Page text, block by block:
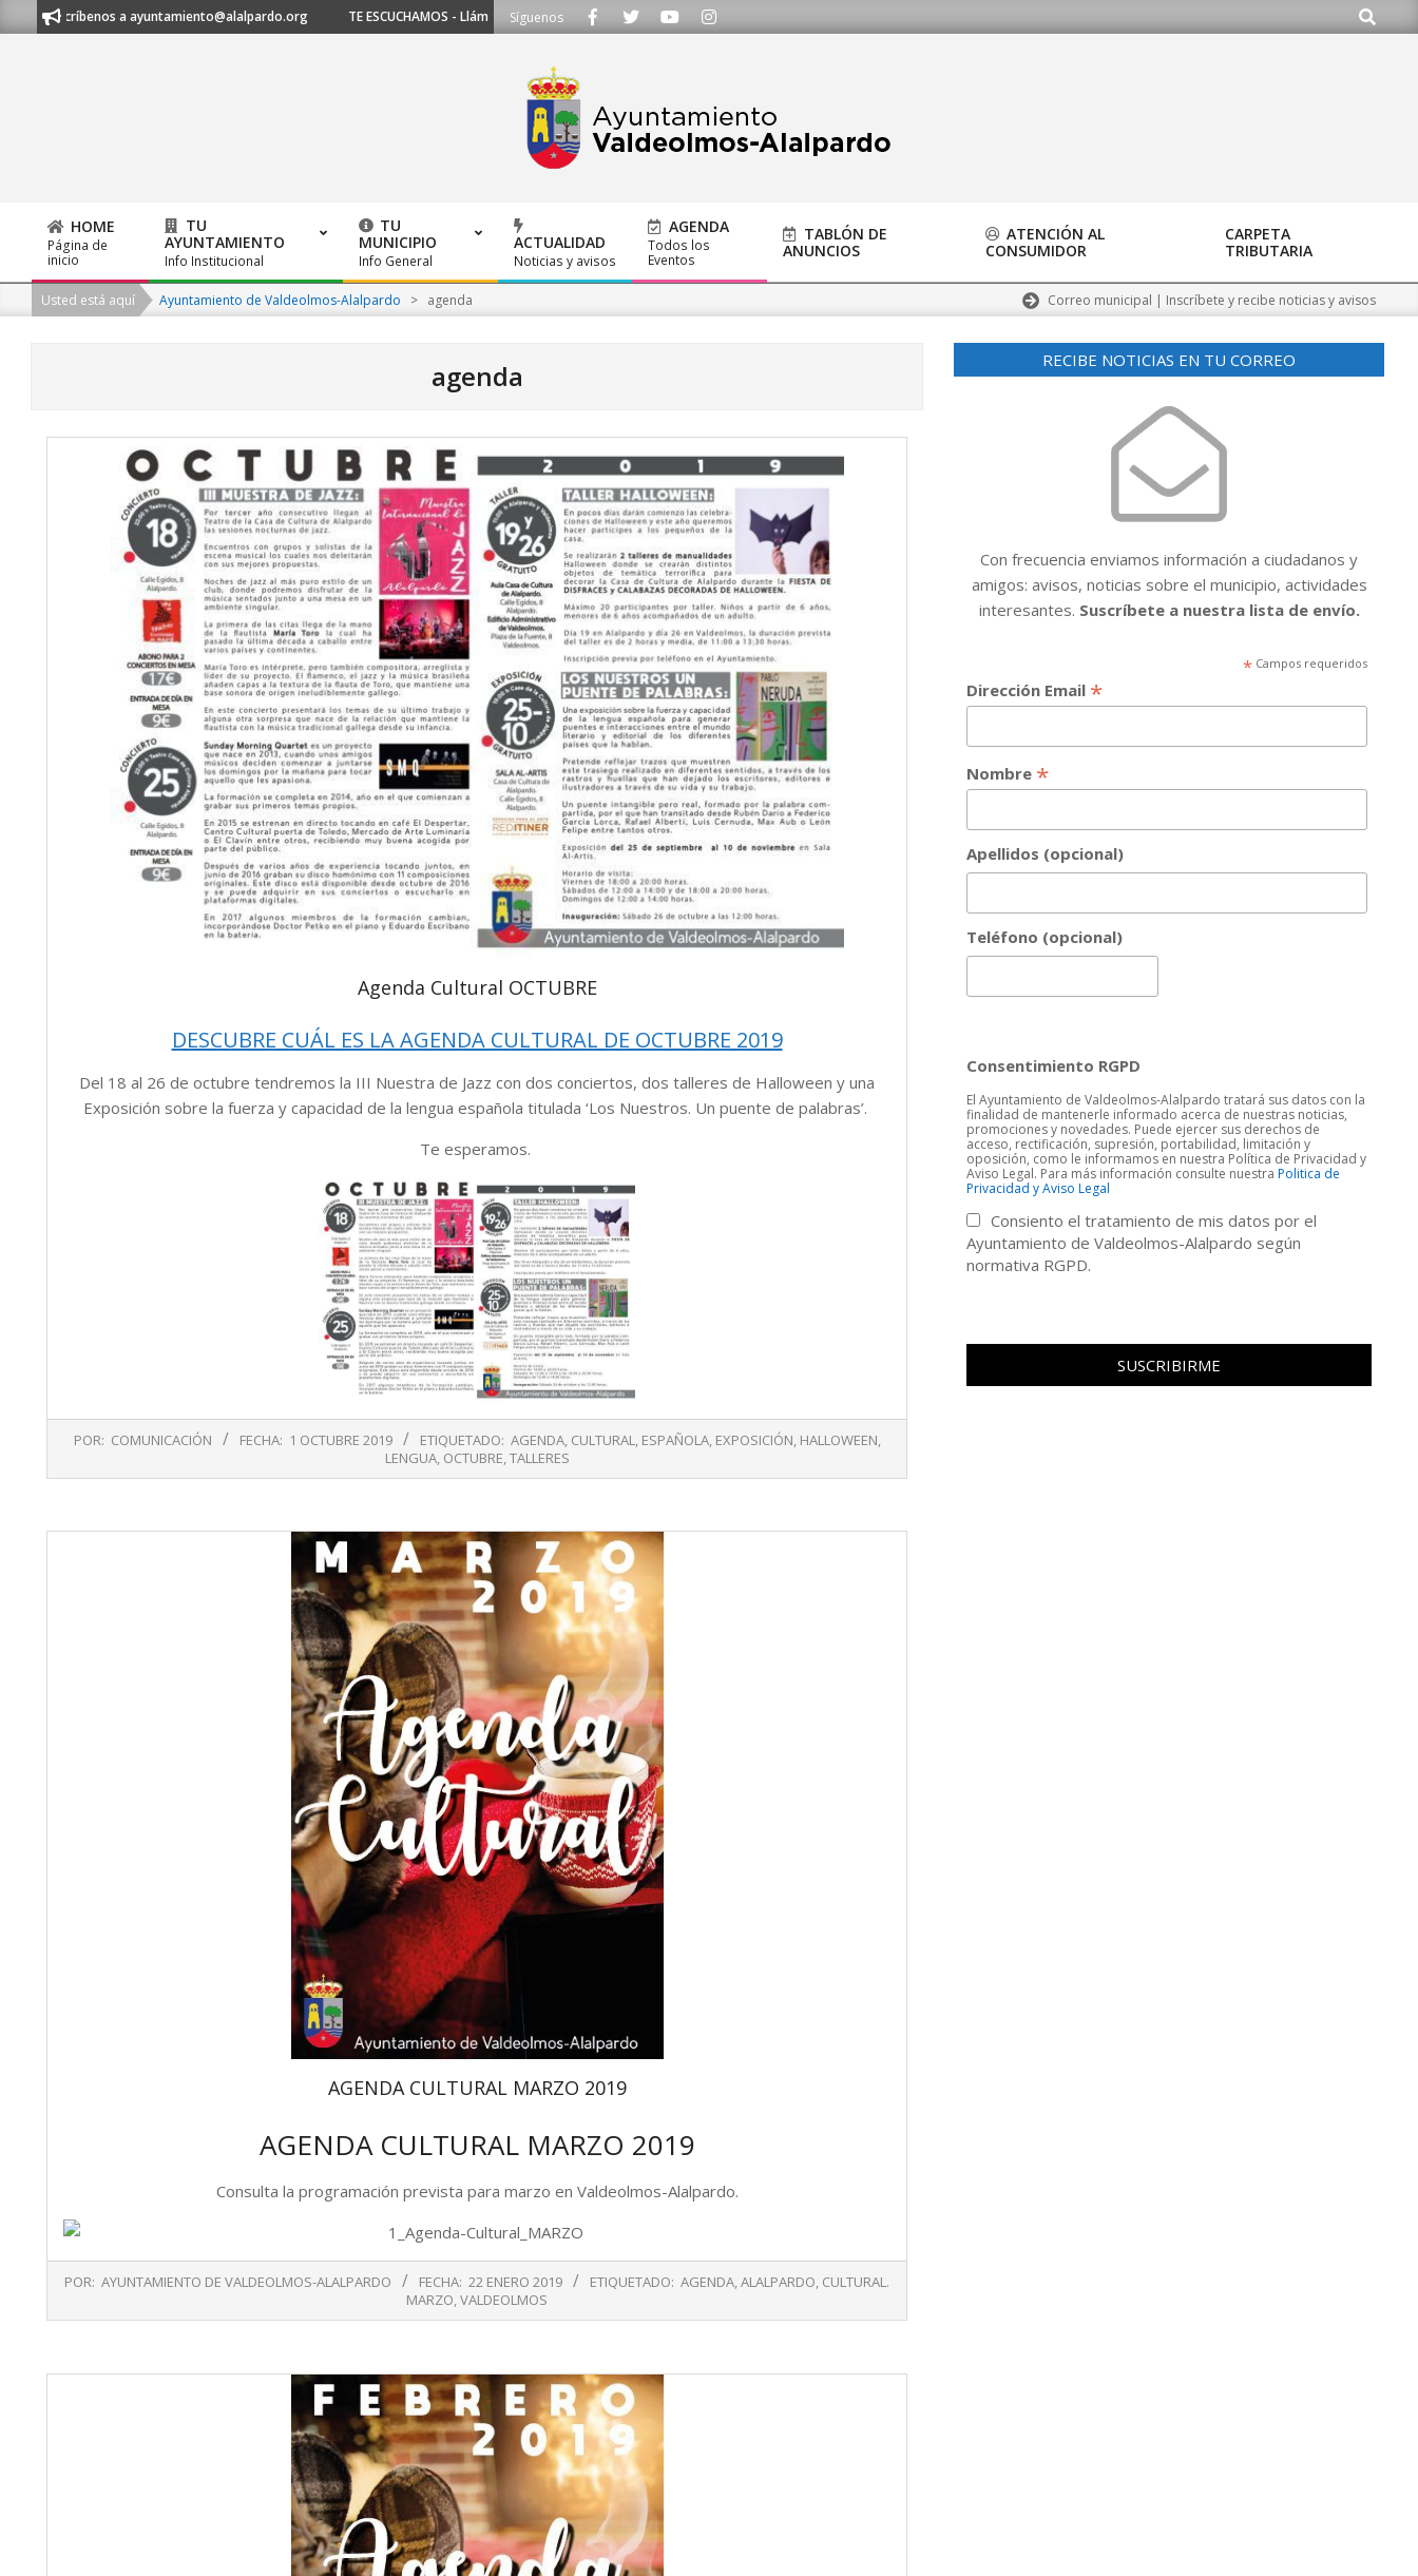
to
a ayuntamiento@alalpardo.org TE ESCUCHAMOS - Llámanos al 91 620 21 53 o escríbenos a ayuntamiento@alalpardo.org
Síguenos Buscar
Primary
Navigation
Menu
HOME
Página de
inicio
TU
AYUNTAMIENTO
Info Institucional
TU
MUNICIPIO
Info General
ACTUALIDAD
Noticias y avisos
AGENDA
Todos los
Eventos
TABLÓN DE
ANUNCIOS
ATENCIÓN AL
CONSUMIDOR
CARPETA
TRIBUTARIA
Usted está aquí Ayuntamiento de Valdeolmos-Alalpardo > agenda Correo municipal | Inscríbete y recibe noticias y avisos
agenda
Agenda Cultural OCTUBRE
DESCUBRE CUÁL ES LA AGENDA CULTURAL DE OCTUBRE 2019
Del 18 al 26 de octubre tendremos la III Nuestra de Jazz con dos conciertos, dos talleres de Halloween y una
Exposición sobre la fuerza y capacidad de la lengua española titulada ‘Los Nuestros. Un puente de palabras’.
Te esperamos.
01
POR: COMUNICACIÓN FECHA: 1 OCTUBRE 2019 ETIQUETADO: AGENDA, CULTURAL, ESPAÑOLA, EXPOSICIÓN, HALLOWEEN,
LENGUA, OCTUBRE,TALLERES
AGENDA CULTURAL MARZO 2019
AGENDA CULTURAL MARZO 2019
Consulta la programación prevista para marzo en Valdeolmos-Alalpardo.
01-
22
POR: AYUNTAMIENTO DE VALDEOLMOS-ALALPARDO FECHA: 22 ENERO 2019 ETIQUETADO: AGENDA,ALALPARDO, CULTURAL.
MARZO,VALDEOLMOS
RECIBE NOTICIAS EN TU CORREO
Con frecuencia enviamos información a ciudadanos y
amigos: avisos, noticias sobre el municipio, actividades
interesantes. Suscríbete a nuestra lista de envío.
* Campos requeridos
Dirección Email *
Nombre *
Apellidos (opcional)
Teléfono (opcional)
Consentimiento RGPD
El Ayuntamiento de Valdeolmos-Alalpardo tratará sus datos con la
finalidad de mantenerle informado acerca de nuestras noticias,
promociones y novedades. Puede ejercer sus derechos de
acceso, rectificación, supresión, portabilidad, limitación y
oposición, como le informamos en nuestra Política de Privacidad y
Aviso Legal. Para más información consulte nuestraPolitica de
Privacidad y Aviso Legal
Consiento el tratamiento de mis datos por el
Ayuntamiento de Valdeolmos-Alalpardo según
normativa RGPD.